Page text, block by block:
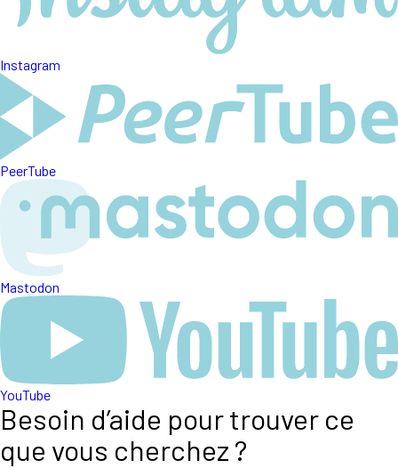
Instagram
PeerTube
Mastodon
YouTube
Besoin d’aide pour trouver ce
que vous cherchez ?